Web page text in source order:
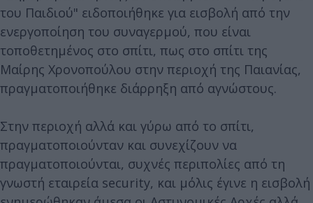
του Παιδιού" ειδοποιήθηκε για εισβολή από την
ενεργοποίηση του συναγερμού, που είναι
τοποθετημένος στο σπίτι, πως στο σπίτι της
Μαίρης Χρονοπούλου στην περιοχή της Παιανίας,
πραγματοποιήθηκε διάρρηξη από αγνώστους.
Στην περιοχή αλλά και γύρω από το σπίτι,
πραγματοποιούνταν και συνεχίζουν να
πραγματοποιούνται, συχνές περιπολίες από τη
γνωστή εταιρεία security, και μόλις έγινε η εισβολή